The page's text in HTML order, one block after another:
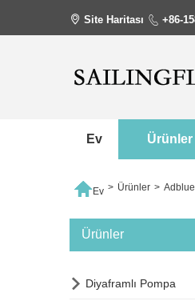
 Site Haritası  +86-
Ev Ürünler
Ev > Ürünler >
Ürünler
 Diyaframlı Pompa